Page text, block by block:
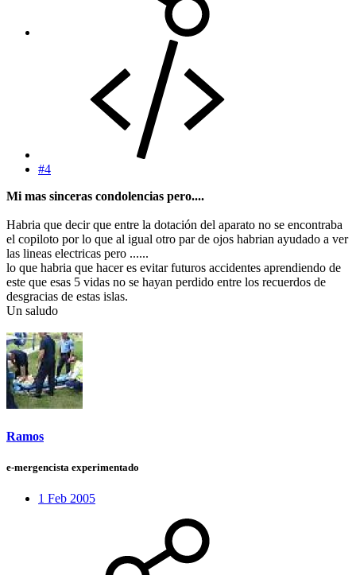
#4
Mi mas sinceras condolencias pero....
Habria que decir que entre la dotación del aparato no se encontraba
el copiloto por lo que al igual otro par de ojos habrian ayudado a ver
las lineas electricas pero ......
lo que habria que hacer es evitar futuros accidentes aprendiendo de
este que esas 5 vidas no se hayan perdido entre los recuerdos de
desgracias de estas islas.
Un saludo
Ramos
e-mergencista experimentado
1 Feb 2005